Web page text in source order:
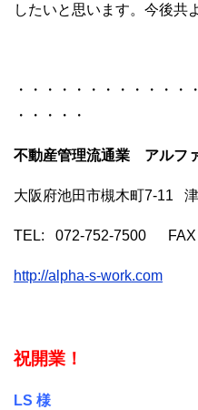
したいと思います。今後共
・・・・・・・・・・・・
・・・・・
不動産管理流通業 アルフ
大阪府池田市槻木町7-11
TEL: 072-752-7500 FAX
http://alpha-s-work.com
祝開業！
LS 様